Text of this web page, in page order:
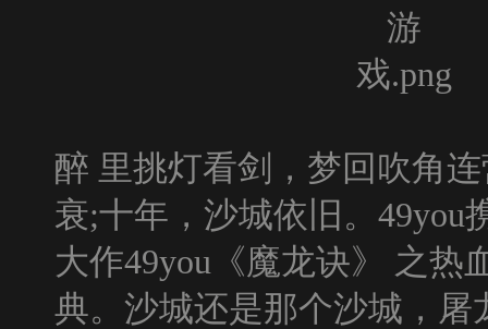
醉 里挑灯看剑，梦回吹角
衰;十年，沙城依旧。49you
大作49you《魔龙诀》 之热
典。沙城还是那个沙城，